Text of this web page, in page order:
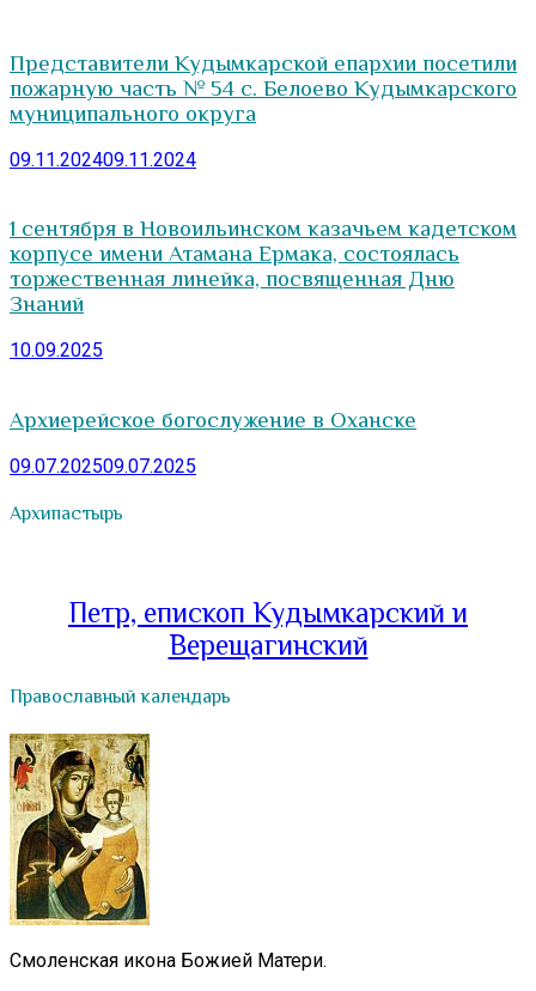
Представители Кудымкарской епархии посетили
пожарную часть № 54 с. Белоево Кудымкарского
муниципального округа
09.11.202409.11.2024
1 сентября в Новоильинском казачьем кадетском
корпусе имени Атамана Ермака, состоялась
торжественная линейка, посвященная Дню
Знаний
10.09.2025
Архиерейское богослужение в Оханске
09.07.202509.07.2025
Архипастырь
Петр, епископ Кудымкарский и
Верещагинский
Православный календарь
Смоленская икона Божией Матери.